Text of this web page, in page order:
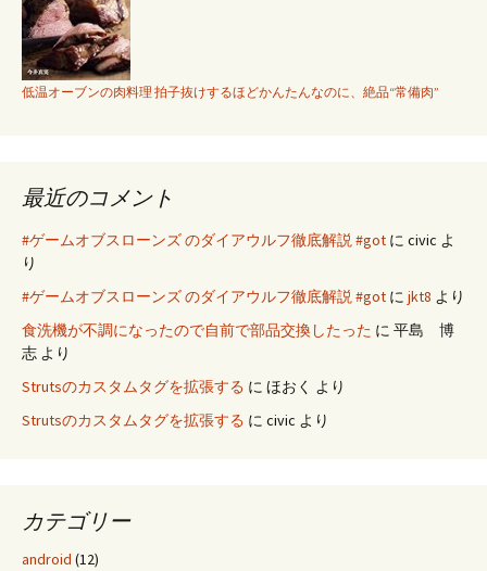
低温オーブンの肉料理 拍子抜けするほどかんたんなのに、絶品“常備肉”
最近のコメント
#ゲームオブスローンズ のダイアウルフ徹底解説 #got に civic よ
り
#ゲームオブスローンズ のダイアウルフ徹底解説 #got に jkt8 より
食洗機が不調になったので自前で部品交換したった に 平島 博
志 より
Strutsのカスタムタグを拡張する に ほおく より
Strutsのカスタムタグを拡張する に civic より
カテゴリー
android (12)